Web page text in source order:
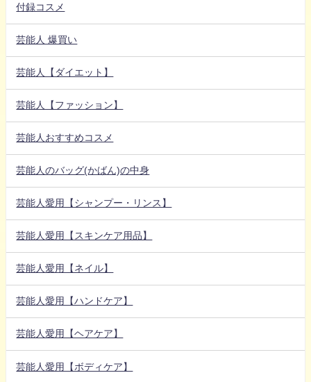
付録コスメ
芸能人 爆買い
芸能人【ダイエット】
芸能人【ファッション】
芸能人おすすめコスメ
芸能人のバッグ(かばん)の中身
芸能人愛用【シャンプー・リンス】
芸能人愛用【スキンケア用品】
芸能人愛用【ネイル】
芸能人愛用【ハンドケア】
芸能人愛用【ヘアケア】
芸能人愛用【ボディケア】